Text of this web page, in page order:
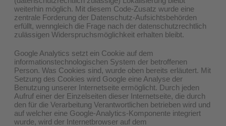
weiterhin möglich. Mit diesem Code-Zusatz wurde eine
zentrale Forderung der Datenschutz-Aufsichtsbehörden
erfüllt, wenngleich die Frage nach der datenschutzrechtlich
zulässigen Widerspruchsmöglichkeit erhalten bleibt.
Google Analytics setzt ein Cookie auf dem
informationstechnologischen System der betroffenen
Person. Was Cookies sind, wurde oben bereits erläutert. Mit
Setzung des Cookies wird Google eine Analyse der
Benutzung unserer Internetseite ermöglicht. Durch jeden
Aufruf einer der Einzelseiten dieser Internetseite, die durch
den für die Verarbeitung Verantwortlichen betrieben wird und
auf welcher eine Google-Analytics-Komponente integriert
wurde, wird der Internetbrowser auf dem